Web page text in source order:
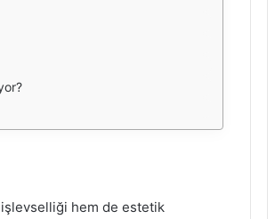
işlevselliği hem de estetik